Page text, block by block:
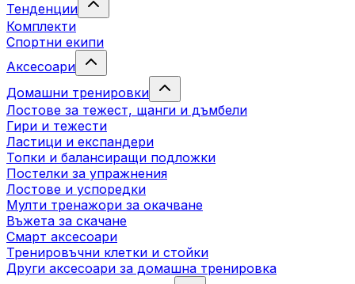
Тенденции
Комплекти
Спортни екипи
Аксесоари
Домашни тренировки
Лостове за тежест, щанги и дъмбели
Гири и тежести
Ластици и експандери
Топки и балансиращи подложки
Постелки за упражнения
Лостове и успоредки
Мулти тренажори за окачване
Въжета за скачане
Смарт аксесоари
Тренировъчни клетки и стойки
Други аксесоари за домашна тренировка